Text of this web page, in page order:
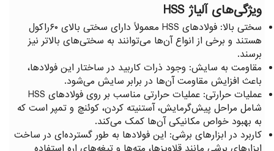
ویژگی‌های آلیاژ HSS
سختی بالا: فولادهای HSS معمولاً دارای سختی بالای ۶۰راکول
هستند و برخی از انواع آن‌ها می‌توانند به سختی‌های بالاتر نیز
برسند.
مقاومت به سایش: وجود ذرات کاربید در ساختار این فولادها،
باعث افزایش مقاومت آن‌ها در برابر سایش می‌شود.
عملیات حرارتی: عملیات حرارتی مناسب بر روی فولادهای HSS
شامل مراحل پیش‌گرمایش، آستنیته کردن، کوئنچ و تمپر است که
به بهبود خواص مکانیکی آن‌ها کمک می‌کند.
کاربرد در ابزارهای برشی: این فولادها به طور گسترده‌ای در ساخت